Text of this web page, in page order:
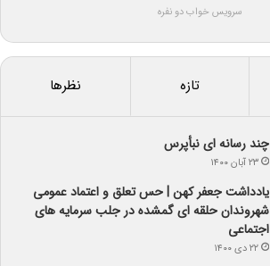
سرویس خواب دو نفره
تازه نظرها
چند رسانه ای نبأپرس
۲۳ آبان ۱۴۰۰
یادداشت جعفر کهن | حس تعلق و اعتماد عمومی
شهروندان حلقه ای گمشده در جلب سرمایه های
اجتماعی
۲۲ دی ۱۴۰۰